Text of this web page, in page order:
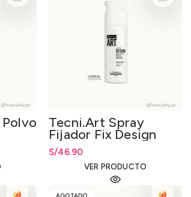
Tecni.Art Spray
Fijador Fix Design
200ml.
S/46.90
VER PRODUCTO